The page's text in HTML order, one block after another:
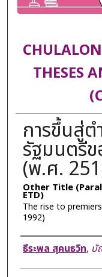
THESES
การขึ้นสู่
รัฐมนตรี
(พ.ศ.
Other Title
ETD)
The rise to
1992)
Author
ธีระพล สุคนธวิท, บั